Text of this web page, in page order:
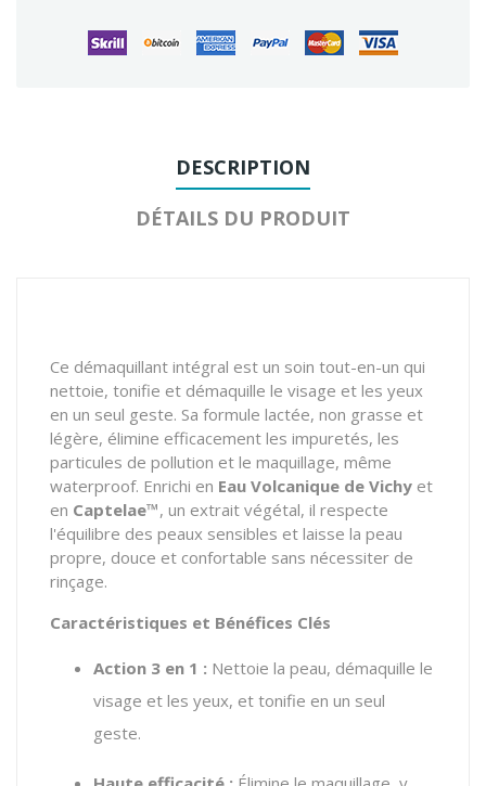
DESCRIPTION
DÉTAILS DU PRODUIT
Ce démaquillant intégral est un soin tout-en-un qui
nettoie, tonifie et démaquille le visage et les yeux
en un seul geste. Sa formule lactée, non grasse et
légère, élimine efficacement les impuretés, les
particules de pollution et le maquillage, même
waterproof. Enrichi en Eau Volcanique de Vichy et
en Captelae™, un extrait végétal, il respecte
l'équilibre des peaux sensibles et laisse la peau
propre, douce et confortable sans nécessiter de
rinçage.
Caractéristiques et Bénéfices Clés
Action 3 en 1 : Nettoie la peau, démaquille le
visage et les yeux, et tonifie en un seul
geste.